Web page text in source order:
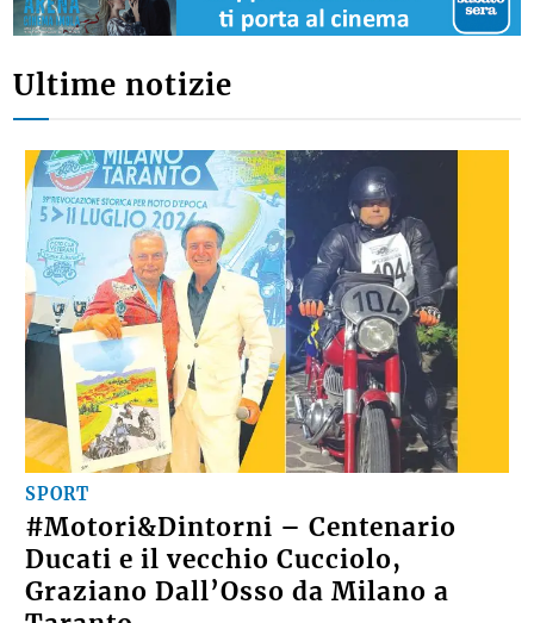
Ultime notizie
SPORT
#Motori&Dintorni – Centenario
Ducati e il vecchio Cucciolo,
Graziano Dall’Osso da Milano a